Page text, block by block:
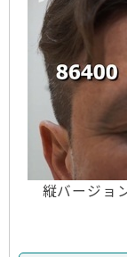
縦バージョ